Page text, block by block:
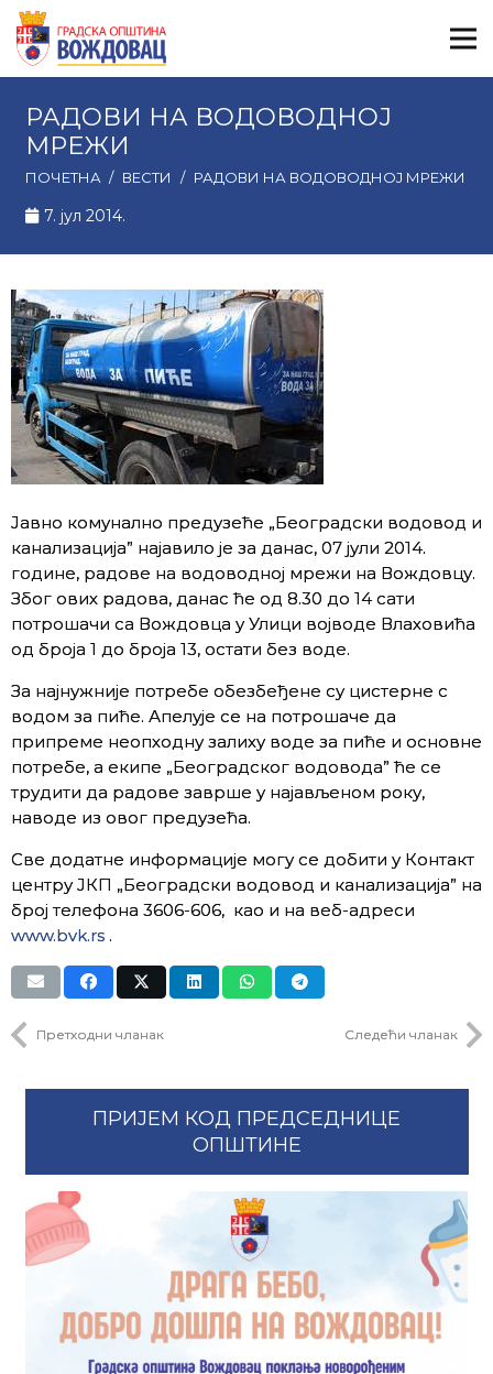
РАДОВИ НА ВОДОВОДНОЈ
МРЕЖИ
ПОЧЕТНА / ВЕСТИ / РАДОВИ НА ВОДОВОДНОЈ МРЕЖИ
7. јул 2014.
Јавно комунално предузеће „Београдски водовод и
канализација” најавило је за данас, 07 јули 2014.
године, радове на водоводној мрежи на Вождовцу.
Због ових радова, данас ће од 8.30 до 14 сати
потрошачи са Вождовца у Улици војводе Влаховића
од броја 1 до броја 13, остати без воде.
За најнужније потребе обезбеђене су цистерне с
водом за пиће. Апелује се на потрошаче да
припреме неопходну залиху воде за пиће и основне
потребе, а екипе „Београдског водовода” ће се
трудити да радове заврше у најављеном року,
наводе из овог предузећа.
Све додатне информације могу се добити у Контакт
центру ЈКП „Београдски водовод и канализација” на
број телефона 3606-606, као и на веб-адреси
www.bvk.rs .
Претходни чланак Следећи чланак
ПРИЈЕМ КОД ПРЕДСЕДНИЦЕ
ОПШТИНЕ